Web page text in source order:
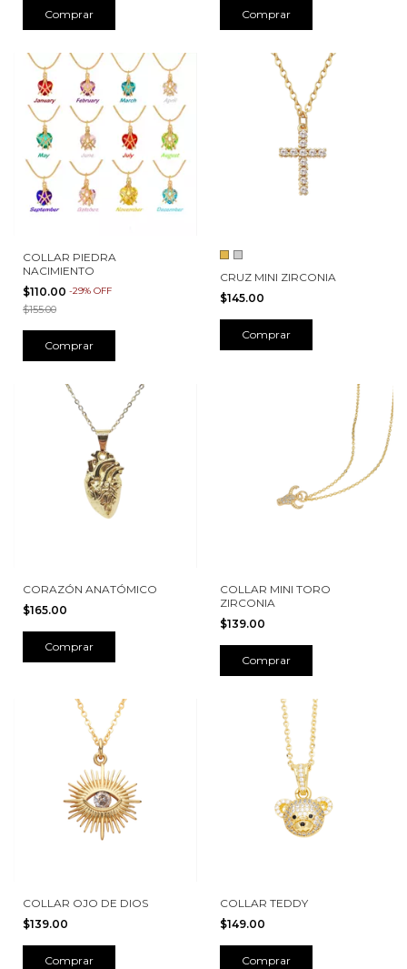
Comprar Comprar
COLLAR PIEDRA
NACIMIENTO
$110.00 -29% OFF
$155.00
Comprar
CRUZ MINI ZIRCONIA
$145.00
Comprar
CORAZÓN ANATÓMICO
$165.00
Comprar
COLLAR MINI TORO
ZIRCONIA
$139.00
Comprar
COLLAR OJO DE DIOS
$139.00
Comprar
COLLAR TEDDY
$149.00
Comprar